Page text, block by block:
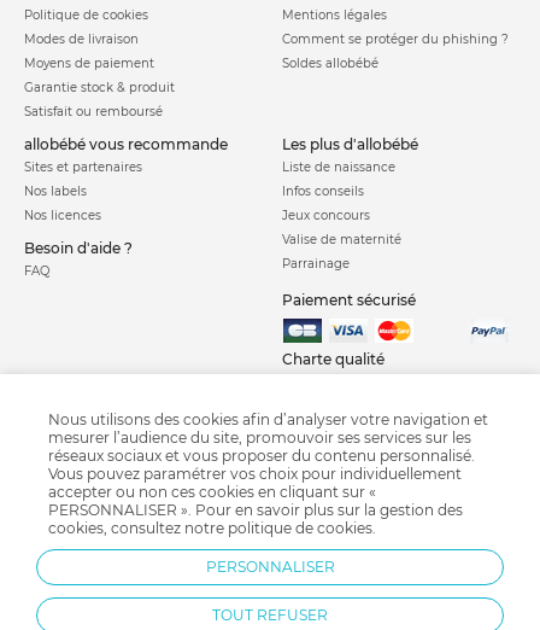
Politique de cookies
Modes de livraison
Moyens de paiement
Garantie stock & produit
Satisfait ou remboursé
Mentions légales
Comment se protéger du phishing ?
Soldes allobébé
allobébé vous recommande
Sites et partenaires
Nos labels
Nos licences
Besoin d'aide ?
FAQ
les plus d'allobébé
Liste de naissance
Infos conseils
Jeux concours
Valise de maternité
Parrainage
Paiement sécurisé
Charte qualité
Fauteuil bébé Tapis de chambre bébé
Coffre à jouets
Déco Moulin roty
Nous utilisons des cookies afin d’analyser votre navigation et
mesurer l’audience du site, promouvoir ses services sur les
réseaux sociaux et vous proposer du contenu personnalisé.
Vous pouvez paramétrer vos choix pour individuellement
accepter ou non ces cookies en cliquant sur «
PERSONNALISER ». Pour en savoir plus sur la gestion des
cookies, consultez notre politique de cookies.
PERSONNALISER
TOUT REFUSER